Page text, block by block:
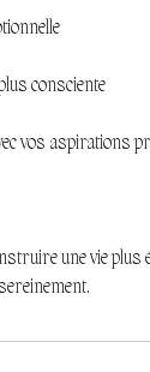
consciente
vos aspirations
une vie